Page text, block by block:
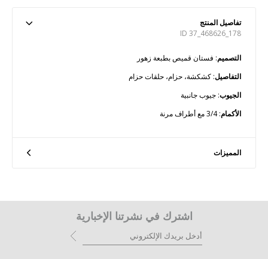
تفاصيل المنتج
ID 37_468626_178
التصميم: فستان قميص بطبعة زهور
التفاصيل: كشكشة، حزام، حلقات حزام
الجيوب: جيوب جانبية
الأكمام: 3/4 مع أطراف مرنة
المميزات
اشترك في نشرتنا الإخبارية